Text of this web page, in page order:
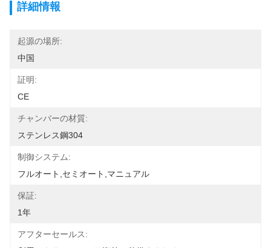
詳細情報
起源の場所:
中国
証明:
CE
チャンバーの材質:
ステンレス鋼304
制御システム:
フルオート,セミオート,マニュアル
保証:
1年
アフターセールス: